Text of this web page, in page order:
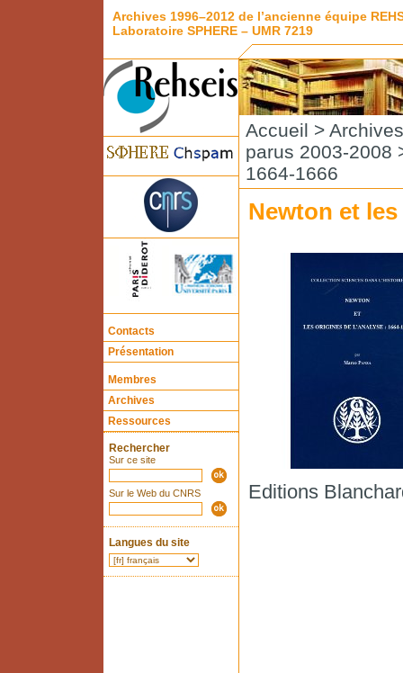
Archives 1996–2012 de l’ancienne équipe
Laboratoire SPHERE – UMR 7219
Contacts
Présentation
Membres
Archives
Ressources
Rechercher
Sur ce site
Sur le Web du CNRS
Langues du site
Accueil > Archives
parus 2003-2008
1664-1666
Newton et les
Editions